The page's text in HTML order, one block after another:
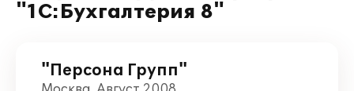
"1С:Бухгалтерия 8"
"Персона Групп"